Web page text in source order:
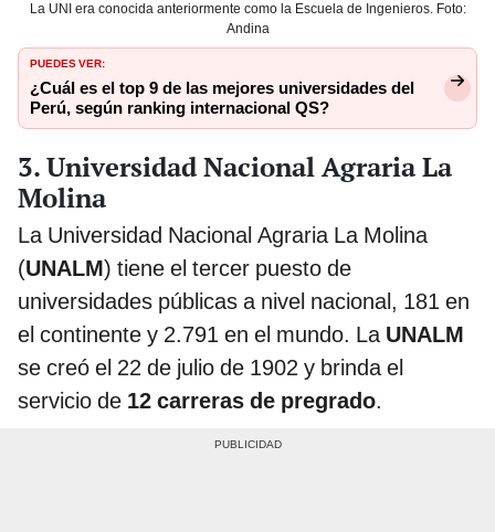
La UNI era conocida anteriormente como la Escuela de Ingenieros. Foto:
Andina
PUEDES VER:
¿Cuál es el top 9 de las mejores universidades del
Perú, según ranking internacional QS?
3. Universidad Nacional Agraria La
Molina
La Universidad Nacional Agraria La Molina
(UNALM) tiene el tercer puesto de
universidades públicas a nivel nacional, 181 en
el continente y 2.791 en el mundo. La UNALM
se creó el 22 de julio de 1902 y brinda el
servicio de 12 carreras de pregrado.